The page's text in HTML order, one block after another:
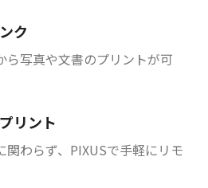
ク
ら写真や文書のプリントが可
リント
わらず、PIXUSで手軽にリモ